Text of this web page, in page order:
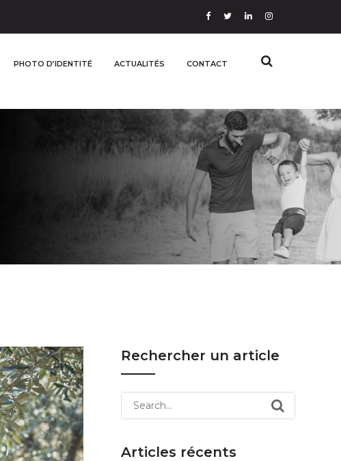
PHOTO D’IDENTITÉ ACTUALITÉS CONTACT
Rechercher un article
Search
for:
Articles récents